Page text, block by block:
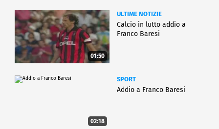
01:50
ULTIME NOTIZIE
Calcio in lutto addio a
Franco Baresi
02:18
SPORT
Addio a Franco Baresi